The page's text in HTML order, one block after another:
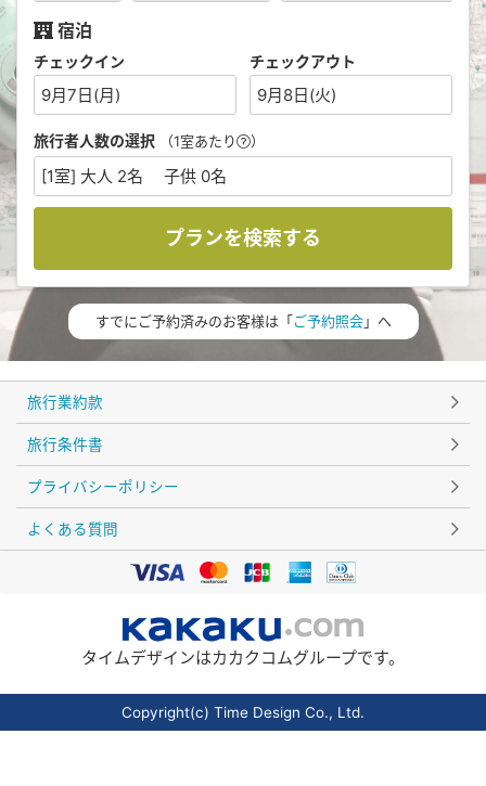
宿泊
チェックイン
9月7日(月)
チェックアウト
9月8日(火)
旅行者人数の選択 （1室あたり ）
[1室] 大人 2名 子供 0名
プランを検索する
すでにご予約済みのお客様は「ご予約照会」へ
旅行業約款
旅行条件書
プライバシーポリシー
よくある質問
タイムデザインはカカクコムグループです。
Copyright(c) Time Design Co., Ltd.